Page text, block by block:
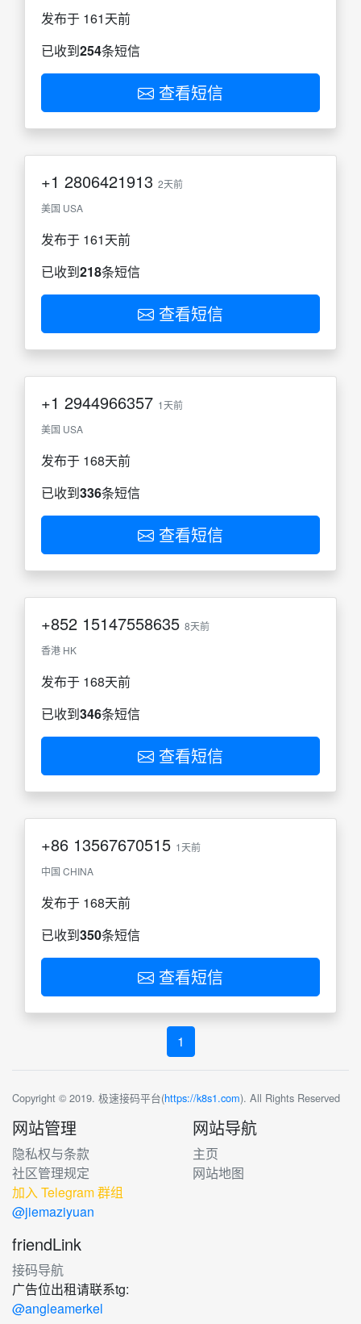
发布于 161天前
已收到254条短信
查看短信
+1 2806421913 2天前
美国 USA
发布于 161天前
已收到218条短信
查看短信
+1 2944966357 1天前
美国 USA
发布于 168天前
已收到336条短信
查看短信
+852 15147558635 8天前
香港 HK
发布于 168天前
已收到346条短信
查看短信
+86 13567670515 1天前
中国 CHINA
发布于 168天前
已收到350条短信
查看短信
1
Copyright © 2019. 极速接码平台(https://k8s1.com). All Rights Reserved
网站管理
隐私权与条款
社区管理规定
加入 Telegram 群组
@jiemaziyuan
网站导航
主页
网站地图
friendLink
接码导航
广告位出租请联系tg:
@angleamerkel